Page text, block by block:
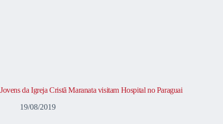
Jovens da Igreja Cristã Maranata visitam Hospital no Paraguai
19/08/2019